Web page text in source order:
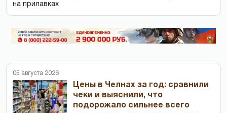
на прилавках
05 августа 2026
Цены в Челнах за год: сравнили
чеки и выяснили, что
подорожало сильнее всего